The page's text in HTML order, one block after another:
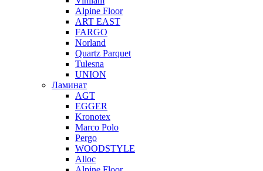
Alpine Floor
ART EAST
FARGO
Norland
Quartz Parquet
Tulesna
UNION
Ламинат
AGT
EGGER
Kronotex
Marco Polo
Pergo
WOODSTYLE
Alloc